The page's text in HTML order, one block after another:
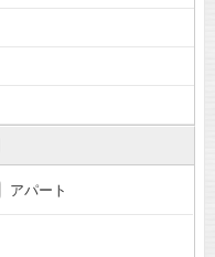
アパート